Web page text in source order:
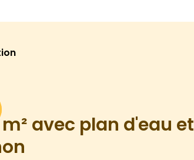
avec plan d'eau et